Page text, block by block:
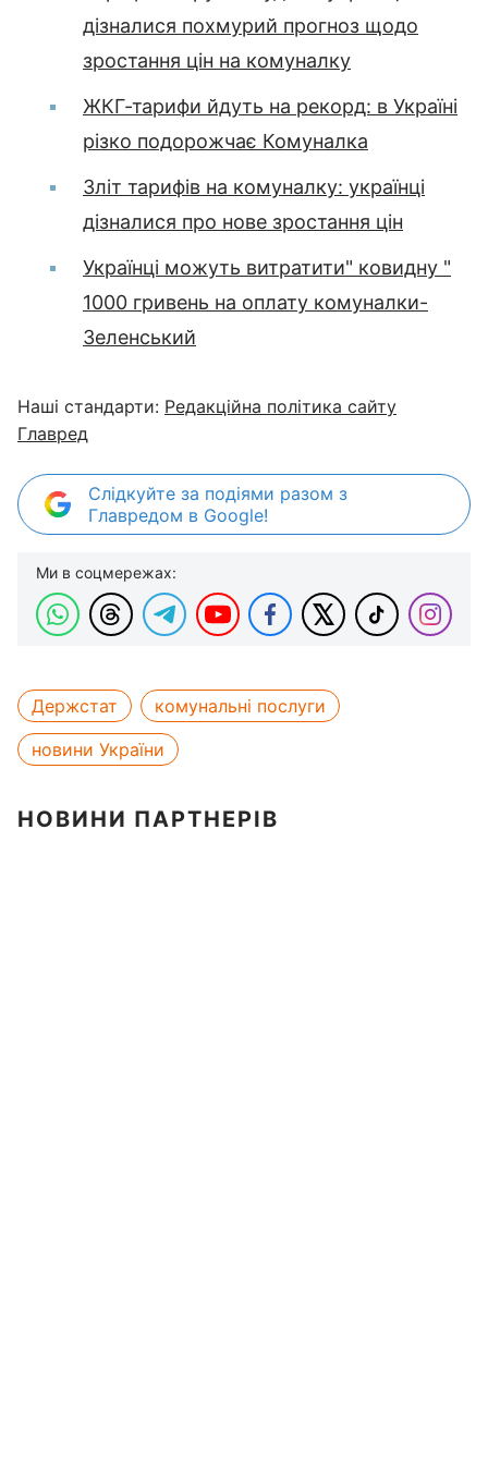
дізналися похмурий прогноз щодо
зростання цін на комуналку
ЖКГ-тарифи йдуть на рекорд: в Україні
різко подорожчає Комуналка
Зліт тарифів на комуналку: українці
дізналися про нове зростання цін
Українці можуть витратити" ковидну "
1000 гривень на оплату комуналки-
Зеленський
Наші стандарти: Редакційна політика сайту
Главред
Слідкуйте за подіями разом з
Главредом в Google!
Ми в соцмережах:
Держстат
комунальні послуги
новини України
НОВИНИ ПАРТНЕРІВ